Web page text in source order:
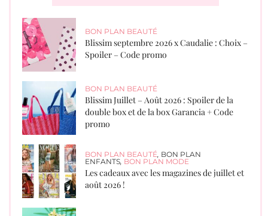
BON PLAN BEAUTÉ
Blissim septembre 2026 x Caudalie : Choix –
Spoiler – Code promo
BON PLAN BEAUTÉ
Blissim Juillet – Août 2026 : Spoiler de la
double box et de la box Garancia + Code
promo
BON PLAN BEAUTÉ, BON PLAN
ENFANTS, BON PLAN MODE
Les cadeaux avec les magazines de juillet et
août 2026 !